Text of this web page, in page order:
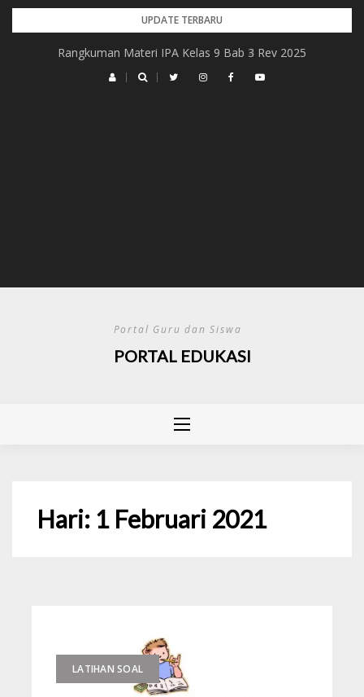
Skip
UPDATE TERBARU
Rangkuman Materi IPA Kelas 9 Bab 4 Rev 2025
Rangkuman Materi IPA Kelas 9 Bab 3 Rev 2025
Portal Guru dan Siswa
PORTAL EDUKASI
Hari: 1 Februari 2021
LATIHAN SOAL